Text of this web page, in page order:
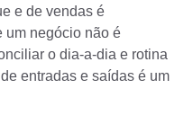
e de vendas é
um negócio não é
o dia-a-dia e rotina
entradas e saídas é um